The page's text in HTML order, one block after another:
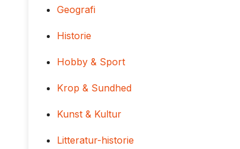
Geografi
Historie
Hobby & Sport
Krop & Sundhed
Kunst & Kultur
Litteratur-historie